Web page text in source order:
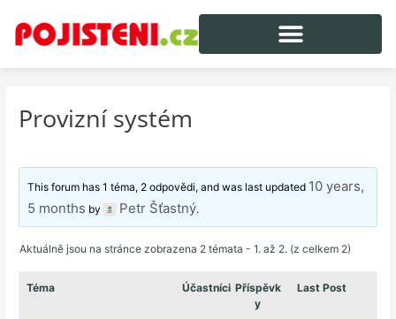
Provizní systém
This forum has 1 téma, 2 odpovědi, and was last updated 10 years,
5 months by Petr Šťastný.
Aktuálně jsou na stránce zobrazena 2 témata - 1. až 2. (z celkem 2)
Téma Účastníci Příspěvk
y
Last Post